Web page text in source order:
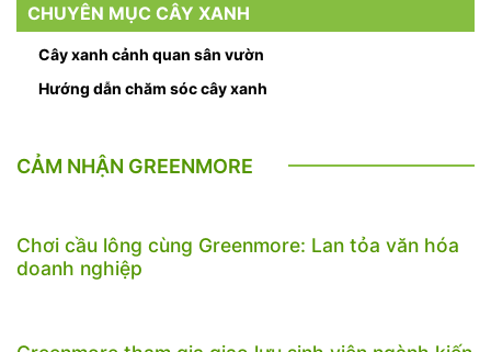
CHUYÊN MỤC CÂY XANH
Cây xanh cảnh quan sân vườn
Hướng dẫn chăm sóc cây xanh
CẢM NHẬN GREENMORE
Chơi cầu lông cùng Greenmore: Lan tỏa văn hóa
doanh nghiệp